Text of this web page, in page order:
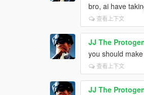
bro, ai have
查看上下文
JJ The
you should
查看上下文
JJ The